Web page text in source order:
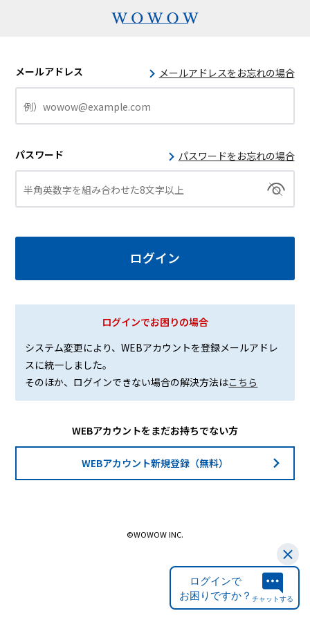
メールアドレス メールアドレスをお忘れの場合
パスワード パスワードをお忘れの場合
ログインでお困りの場合
システム変更により、WEBアカウントを登録メールアドレ
スに統一しました。
そのほか、ログインできない場合の解決方法はこちら
WEBアカウントをまだお持ちでない方
WEBアカウント新規登録（無料）
©WOWOW INC.
ログインで
お困りですか？ チャットする